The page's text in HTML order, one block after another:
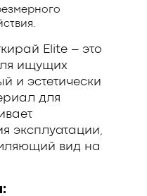
Elite – это
ищущих
и эстетически
для
эксплуатации,
вид на